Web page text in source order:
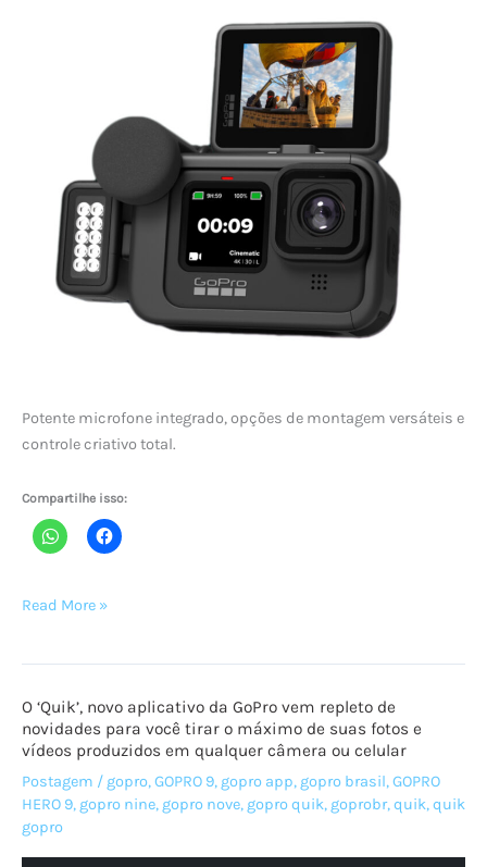
Potente microfone integrado, opções de montagem versáteis e
controle criativo total.
Compartilhe isso:
Media
portátil
para
sua
GoPro
Read More »
O ‘Quik’, novo aplicativo da GoPro vem repleto de
novidades para você tirar o máximo de suas fotos e
vídeos produzidos em qualquer câmera ou celular
Postagem / gopro,GOPRO 9, gopro app, gopro brasil,GOPRO
HERO 9, gopro nine, gopro nove, gopro quik, goprobr,quik,quik
gopro